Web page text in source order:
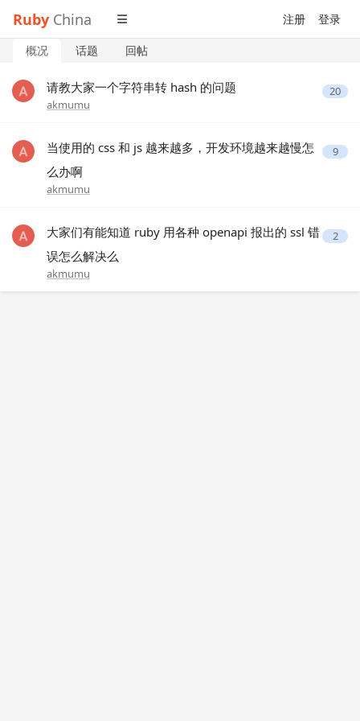
Ruby China 注册 登录
概况 话题 回帖
请教大家一个字符串转 hash 的问题
akmumu
20
当使用的 css 和 js 越来越多，开发环境越来越慢怎
么办啊
akmumu
9
大家们有能知道 ruby 用各种 openapi 报出的 ssl 错
误怎么解决么
akmumu
2